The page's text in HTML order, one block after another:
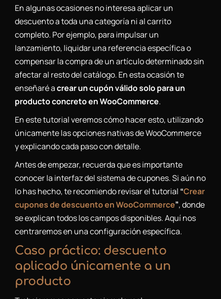
En algunas ocasiones no interesa aplicar un
descuento a toda una categoría ni al carrito
completo. Por ejemplo, para impulsar un
lanzamiento, liquidar una referencia específica o
compensar la compra de un artículo determinado sin
afectar al resto del catálogo. En esta ocasión te
enseñaré acrear un cupón válido solo para un
producto concreto en WooCommerce.
En este tutorial veremos cómo hacer esto, utilizando
únicamente las opciones nativas de WooCommerce
y explicando cada paso con detalle.
Antes de empezar, recuerda que es importante
conocer la interfaz del sistema de cupones. Si aún no
lo has hecho, te recomiendo revisar el tutorial “Crear
cupones de descuento en WooCommerce”, donde
se explican todos los campos disponibles. Aquí nos
centraremos en una configuración específica.
Caso práctico: descuento
aplicado únicamente a un
producto